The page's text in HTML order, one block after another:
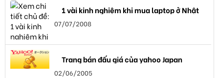
1 vài kinh nghiệm khi mua laptop ở Nhật
07/07/2008
Trang bán đấu giá của yahoo Japan
02/06/2005